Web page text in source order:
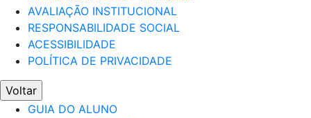
AVALIAÇÃO INSTITUCIONAL
RESPONSABILIDADE SOCIAL
ACESSIBILIDADE
POLÍTICA DE PRIVACIDADE
Voltar
GUIA DO ALUNO